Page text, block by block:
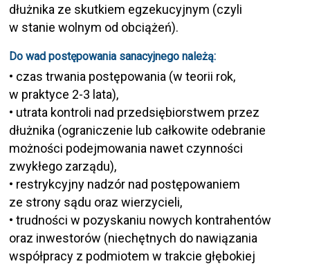
dłużnika ze skutkiem egzekucyjnym (czyli
w stanie wolnym od obciążeń).
Do wad postępowania sanacyjnego należą:
• czas trwania postępowania (w teorii rok,
w praktyce 2-3 lata),
• utrata kontroli nad przedsiębiorstwem przez
dłużnika (ograniczenie lub całkowite odebranie
możności podejmowania nawet czynności
zwykłego zarządu),
• restrykcyjny nadzór nad postępowaniem
ze strony sądu oraz wierzycieli,
• trudności w pozyskaniu nowych kontrahentów
oraz inwestorów (niechętnych do nawiązania
współpracy z podmiotem w trakcie głębokiej